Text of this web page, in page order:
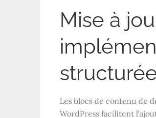
Mise à
Les blocs de contenu de
WordPress facilitent